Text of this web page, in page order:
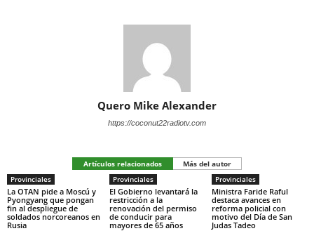
Quero Mike Alexander
https://coconut22radiotv.com
Artículos relacionados
Más del autor
Provinciales
La OTAN pide a Moscú y
Pyongyang que pongan
fin al despliegue de
soldados norcoreanos en
Rusia
Provinciales
El Gobierno levantará la
restricción a la
renovación del permiso
de conducir para
mayores de 65 años
Provinciales
Ministra Faride Raful
destaca avances en
reforma policial con
motivo del Día de San
Judas Tadeo